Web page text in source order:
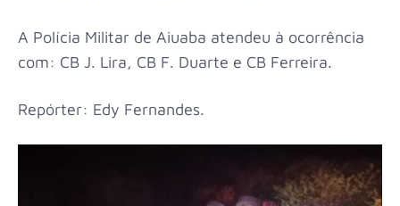
A Polícia Militar de Aiuaba atendeu à ocorrência
com: CB J. Lira, CB F. Duarte e CB Ferreira.
Repórter: Edy Fernandes.